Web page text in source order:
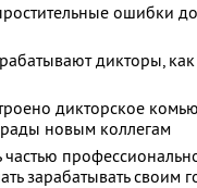
ошибки
дикторы,
дикторское
новым коллегам
частью
зарабатывать своим